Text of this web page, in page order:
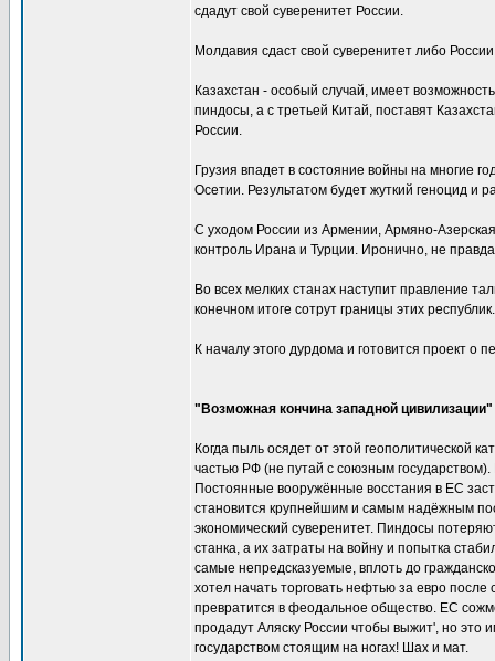
сдадут свой суверенитет России.
Молдавия сдаст свой суверенитет либо
Казахстан - особый случай, имеет
пиндосы, а с третьей Китай, поставят
России.
Грузия впадет в состояние войны на многие
Осетии. Результатом будет жуткий геноцид и
С уходом России из Армении, Армяно-
контроль Ирана и Турции. Иронично, не
Во всех мелких станах наступит правление
конечном итоге сотрут границы этих
К началу этого дурдома и готовится проект о
"Возможная кончина западной цивилизации"
Когда пыль осядет от этой геополитической
частью РФ (не путай с союзным
Постоянные вооружённые восстания в ЕС
становится крупнейшим и самым надёжным
экономический суверенитет. Пиндосы
станка, а их затраты на войну и попытка
самые непредсказуемые, вплоть до
хотел начать торговать нефтью за евро
превратится в феодальное общество. ЕС
продадут Аляску России чтобы выжит', но это
государством стоящим на ногах! Шах и мат.